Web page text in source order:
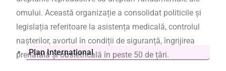
omului. Această organizație a consolidat politicile și
legislația referitoare la asistența medicală, controlul
nașterilor, avortul în condiții de siguranță, îngrijirea
prenatală și obstetricală în peste 50 de țări.
Plan International